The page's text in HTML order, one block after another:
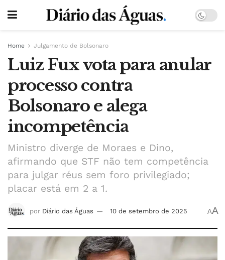
Home Julgamento de Bolsonaro
Luiz Fux vota para anular
processo contra
Bolsonaro e alega
incompetência
Ministro diverge de Moraes e Dino,
afirmando que STF não tem competência
para julgar réus sem foro privilegiado;
placar está em 2 a 1.
por Diário das Águas 10 de setembro de 2025 AA